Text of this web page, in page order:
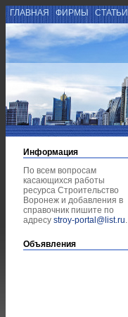
ГЛАВНАЯ ФИРМЫ СТАТЬИ
Информация
По всем вопросам
касающихся работы
ресурса Строительство
Воронеж и добавления в
справочник пишите по
адресу stroy-portal@list.ru.
Объявления